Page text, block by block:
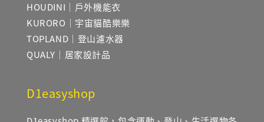
HOUDINI｜戶外機能衣
KURORO｜宇宙貓酷樂樂
TOPLAND｜登山濾水器
QUALY｜居家設計品
D1easyshop